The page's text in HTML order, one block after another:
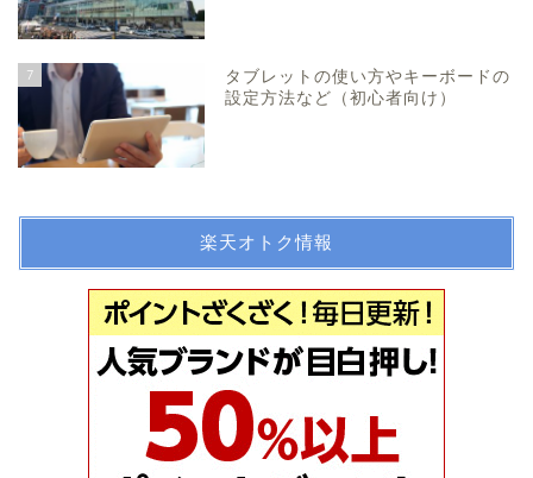
7
タブレットの使い方やキーボードの
設定方法など（初心者向け）
楽天オトク情報